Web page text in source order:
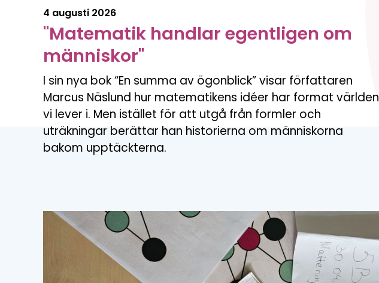
4 augusti 2026
"Matematik handlar egentligen om
människor"
I sin nya bok “En summa av ögonblick” visar författaren
Marcus Näslund hur matematikens idéer har format världen
vi lever i. Men istället för att utgå från formler och
uträkningar berättar han historierna om människorna
bakom upptäckterna.